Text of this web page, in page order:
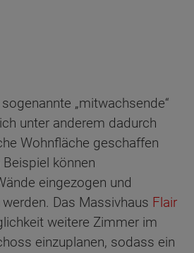
„mitwachsende“
unter anderem dadurch
Wohnfläche geschaffen
können
eingezogen und
Das Massivhaus Flair
weitere Zimmer im
einzuplanen, sodass ein